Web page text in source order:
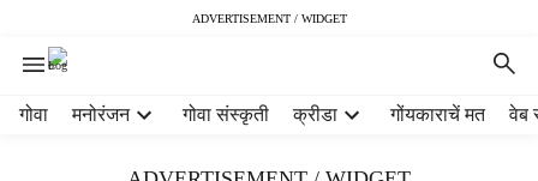
ADVERTISEMENT / WIDGET
गोवा मनोरंजन गोवा संस्कृती क्रीडा गोंयकाराचें मत वेब